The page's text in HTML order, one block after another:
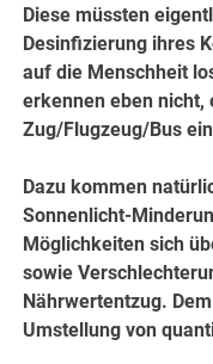
Diese müssten
Desinfizierung ihres
auf die Menschheit
erkennen eben nicht,
Zug/Flugzeug/Bus
Dazu kommen
Sonnenlicht-
Möglichkeiten sich
sowie
Nährwertentzug.
Umstellung von